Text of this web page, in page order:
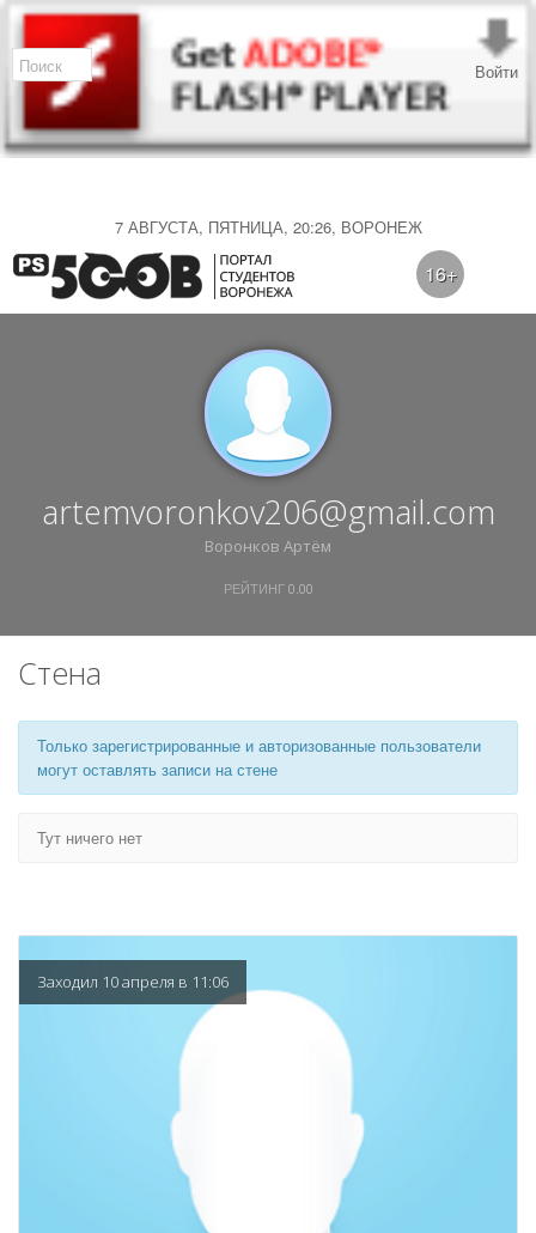
7 АВГУСТА, ПЯТНИЦА, 20:26, ВОРОНЕЖ
Войти
16+
artemvoronkov206@gmail.com
Воронков Артём
РЕЙТИНГ 0.00
Стена
Только зарегистрированные и авторизованные пользователи
могут оставлять записи на стене
Тут ничего нет
Заходил 10 апреля в 11:06